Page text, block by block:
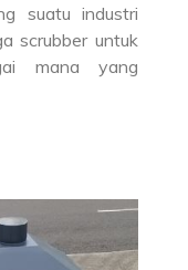
suatu industri
scrubber untuk
mana yang